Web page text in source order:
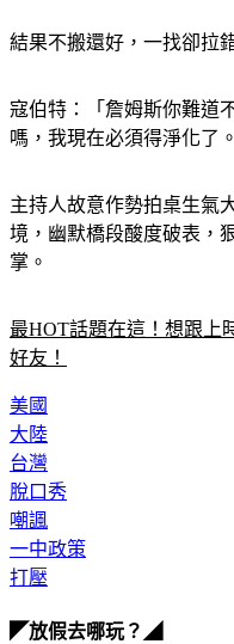
結果不搬還好，一找卻拉
寇伯特：「詹姆斯你難道
嗎，我現在必須得淨化了。
主持人故意作勢拍桌生氣
境，幽默橋段酸度破表，
掌。
最HOT話題在這！想跟上
好友！
美國
大陸
台灣
脫口秀
嘲諷
一中政策
打壓
◤放假去哪玩？◢